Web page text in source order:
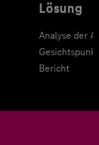
Lösung
Analyse der
Bericht